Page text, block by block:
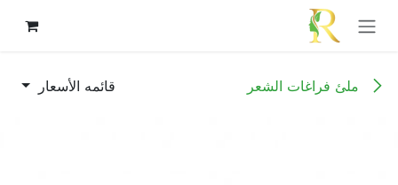
تخطي للذهاب إلى المحتوى
ملئ فراغات الشعر قائمه الأسعار